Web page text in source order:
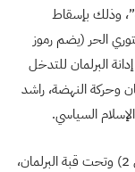
وذلك بإسقاط
الحر (يضم رموز
البرلمان للتدخل
وحركة النهضة، راشد
السياسي.
التحركات الأخيرة في الشارع التونسي (اعتصام الرحيل 2) وتحت قبة البرلمان،